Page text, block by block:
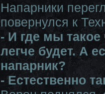
Напарники
повернулся к
- И где мы
легче будет. А
напарник?
- Естественно